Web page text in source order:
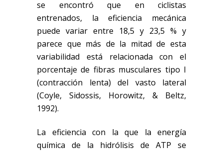
se encontró que en ciclistas
entrenados, la eficiencia mecánica
puede variar entre 18,5 y 23,5 % y
parece que más de la mitad de esta
variabilidad está relacionada con el
porcentaje de fibras musculares tipo I
(contracción lenta) del vasto lateral
(Coyle, Sidossis, Horowitz, & Beltz,
1992).
La eficiencia con la que la energía
química de la hidrólisis de ATP se